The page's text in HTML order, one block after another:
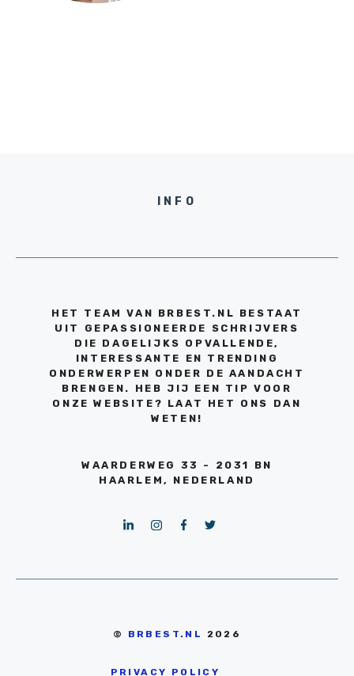
INFO
HET TEAM VAN BRBEST.NL BESTAAT
UIT GEPASSIONEERDE SCHRIJVERS
DIE DAGELIJKS OPVALLENDE,
INTERESSANTE EN TRENDING
ONDERWERPEN ONDER DE AANDACHT
BRENGEN. HEB JIJ EEN TIP VOOR
ONZE WEBSITE? LAAT HET ONS DAN
WETEN!
WAARDERWEG 33 - 2031 BN
HAARLEM, NEDERLAND
© BRBEST.NL 2026
PRIVACY POLICY